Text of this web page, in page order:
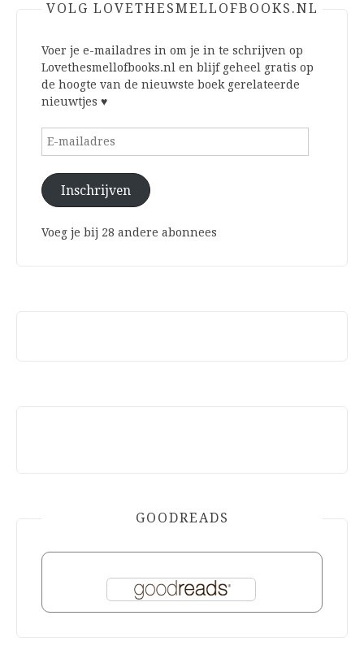
VOLG LOVETHESMELLOFBOOKS.NL
Voer je e-mailadres in om je in te schrijven op
Lovethesmellofbooks.nl en blijf geheel gratis op
de hoogte van de nieuwste boek gerelateerde
nieuwtjes ♥
E-
Inschrijven
Voeg je bij 28 andere abonnees
GOODREADS